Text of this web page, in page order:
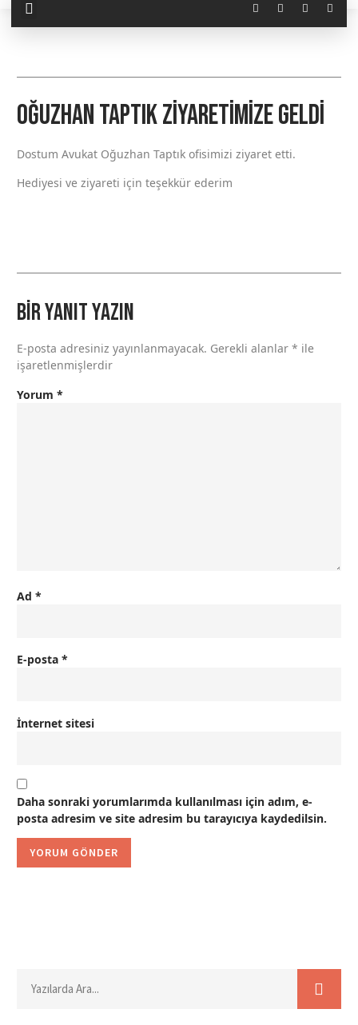
Oğuzhan Taptık Ziyaretimize Geldi
Dostum Avukat Oğuzhan Taptık ofisimizi ziyaret etti.
Hediyesi ve ziyareti için teşekkür ederim
Bir yanıt yazın
E-posta adresiniz yayınlanmayacak. Gerekli alanlar * ile
işaretlenmişlerdir
Yorum *
Ad *
E-posta *
İnternet sitesi
Daha sonraki yorumlarımda kullanılması için adım, e-
posta adresim ve site adresim bu tarayıcıya kaydedilsin.